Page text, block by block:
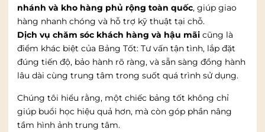
nhánh và kho hàng phủ rộng toàn quốc, giúp giao
hàng nhanh chóng và hỗ trợ kỹ thuật tại chỗ.
Dịch vụ chăm sóc khách hàng và hậu mãi cũng là
điểm khác biệt của Bảng Tốt: Tư vấn tận tình, lắp đặt
đúng tiến độ, bảo hành rõ ràng, và sẵn sàng đồng hành
lâu dài cùng trung tâm trong suốt quá trình sử dụng.
Chúng tôi hiểu rằng, một chiếc bảng tốt không chỉ
giúp buổi học hiệu quả hơn, mà còn góp phần nâng
tầm hình ảnh trung tâm.